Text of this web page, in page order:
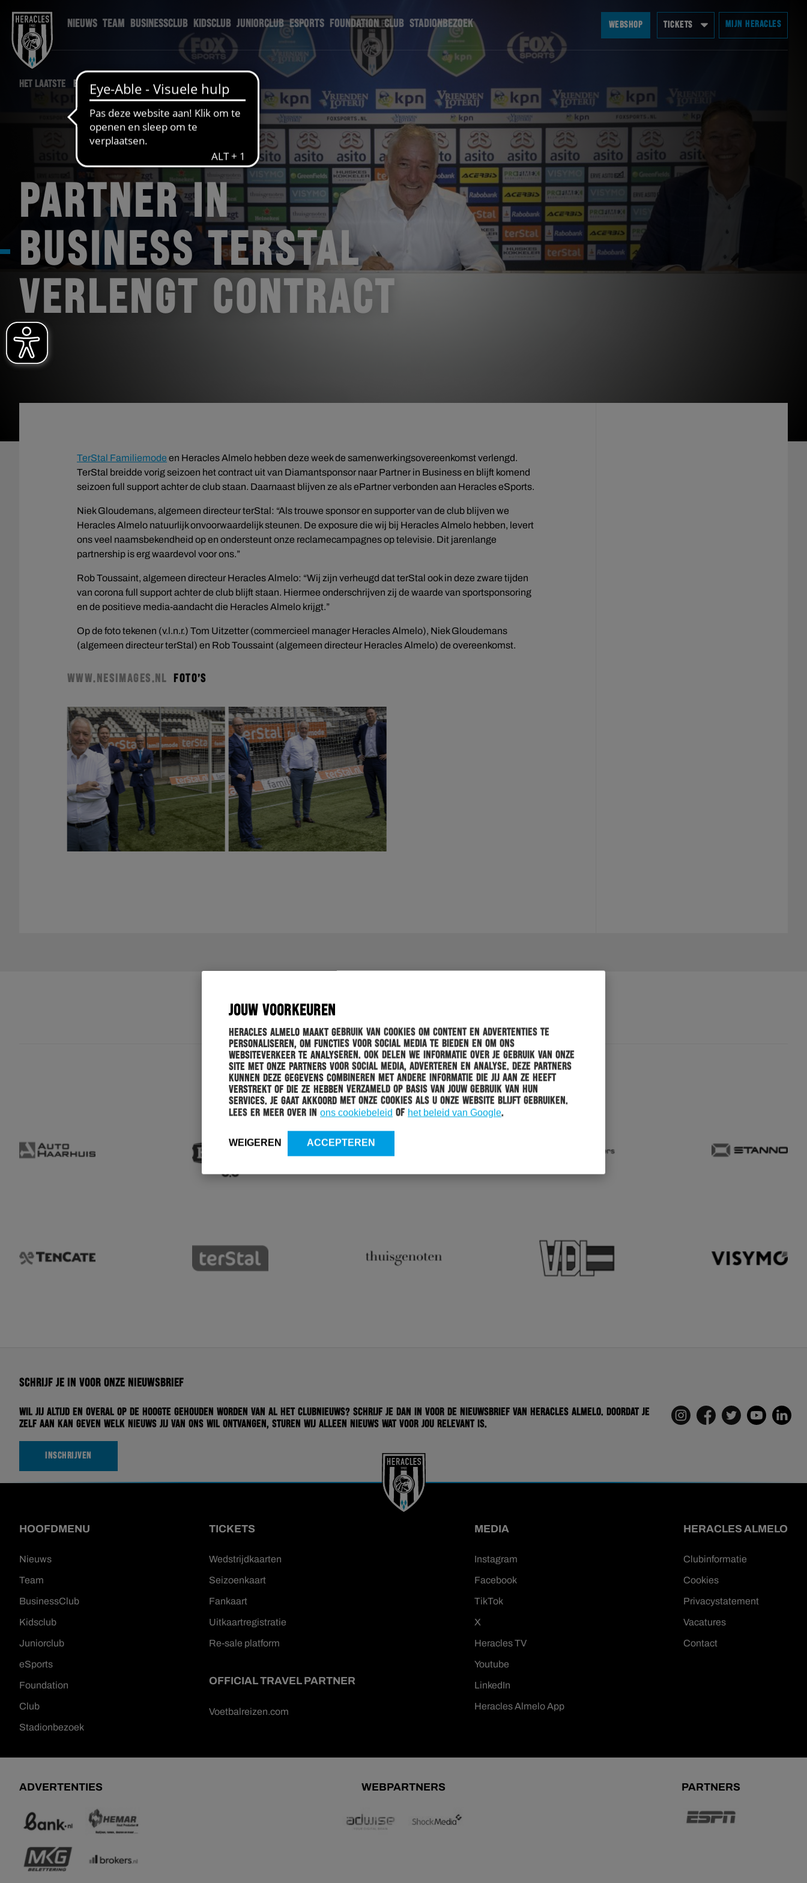
JOUW VOORKEUREN
Heracles Almelo maakt gebruik van cookies om content en advertenties te
personaliseren, om functies voor social media te bieden en om ons
websiteverkeer te analyseren. Ook delen we informatie over je gebruik van onze
site met onze partners voor social media, adverteren en analyse. Deze partners
kunnen deze gegevens combineren met andere informatie die jij aan ze heeft
verstrekt of die ze hebben verzameld op basis van jouw gebruik van hun
services. Je gaat akkoord met onze cookies als u onze website blijft gebruiken.
Lees er meer over in ons cookiebeleid of het beleid van Google.
WEIGEREN ACCEPTEREN
NIEUWS TEAM BUSINESSCLUB KIDSCLUB JUNIORCLUB ESPORTS FOUNDATION CLUB STADIONBEZOEK WEBSHOP TICKETS MIJN HERACLES
HET LAATSTE BUSINESSCLUB NIEUWS
PARTNER IN
BUSINESS TERSTAL
VERLENGT CONTRACT
TerStal Familiemode en Heracles Almelo hebben deze week de samenwerkingsovereenkomst verlengd.
TerStal breidde vorig seizoen het contract uit van Diamantsponsor naar Partner in Business en blijft komend
seizoen full support achter de club staan. Daarnaast blijven ze als ePartner verbonden aan Heracles eSports.
Niek Gloudemans, algemeen directeur terStal: “Als trouwe sponsor en supporter van de club blijven we
Heracles Almelo natuurlijk onvoorwaardelijk steunen. De exposure die wij bij Heracles Almelo hebben, levert
ons veel naamsbekendheid op en ondersteunt onze reclamecampagnes op televisie. Dit jarenlange
partnership is erg waardevol voor ons.”
Rob Toussaint, algemeen directeur Heracles Almelo: “Wij zijn verheugd dat terStal ook in deze zware tijden
van corona full support achter de club blijft staan. Hiermee onderschrijven zij de waarde van sportsponsoring
en de positieve media-aandacht die Heracles Almelo krijgt.”
Op de foto tekenen (v.l.n.r.) Tom Uitzetter (commercieel manager Heracles Almelo), Niek Gloudemans
(algemeen directeur terStal) en Rob Toussaint (algemeen directeur Heracles Almelo) de overeenkomst.
WWW.NESIMAGES.NL FOTO’S
Schrijf je in voor onze nieuwsbrief
Wil jij altijd en overal op de hoogte gehouden worden van al het clubnieuws? Schrijf je dan in voor de nieuwsbrief van Heracles Almelo. Doordat je
zelf aan kan geven welk nieuws jij van ons wil ontvangen, sturen wij alleen nieuws wat voor jou relevant is.
INSCHRIJVEN
HOOFDMENU
Nieuws
Team
BusinessClub
Kidsclub
Juniorclub
eSports
Foundation
Club
Stadionbezoek
TICKETS
Wedstrijdkaarten
Seizoenkaart
Fankaart
Uitkaartregistratie
Re-sale platform
OFFICIAL TRAVEL PARTNER
Voetbalreizen.com
MEDIA
Instagram
Facebook
TikTok
X
Heracles TV
Youtube
LinkedIn
Heracles Almelo App
HERACLES ALMELO
Clubinformatie
Cookies
Privacystatement
Vacatures
Contact
ADVERTENTIES WEBPARTNERS PARTNERS